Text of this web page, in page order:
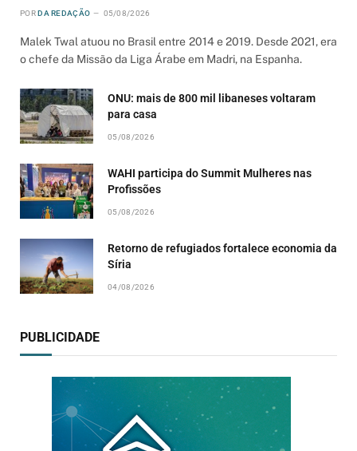
POR DA REDAÇÃO 05/08/2026
Malek Twal atuou no Brasil entre 2014 e 2019. Desde 2021, era
o chefe da Missão da Liga Árabe em Madri, na Espanha.
ONU: mais de 800 mil libaneses voltaram
para casa
05/08/2026
WAHI participa do Summit Mulheres nas
Profissões
05/08/2026
Retorno de refugiados fortalece economia da
Síria
04/08/2026
PUBLICIDADE